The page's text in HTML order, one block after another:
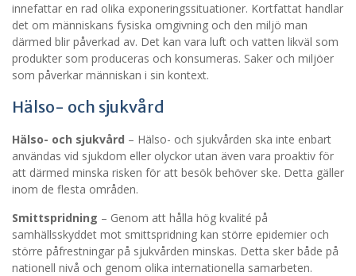
innefattar en rad olika exponeringssituationer. Kortfattat handlar
det om människans fysiska omgivning och den miljö man
därmed blir påverkad av. Det kan vara luft och vatten likväl som
produkter som produceras och konsumeras. Saker och miljöer
som påverkar människan i sin kontext.
Hälso- och sjukvård
Hälso- och sjukvård – Hälso- och sjukvården ska inte enbart
användas vid sjukdom eller olyckor utan även vara proaktiv för
att därmed minska risken för att besök behöver ske. Detta gäller
inom de flesta områden.
Smittspridning – Genom att hålla hög kvalité på
samhällsskyddet mot smittspridning kan större epidemier och
större påfrestningar på sjukvården minskas. Detta sker både på
nationell nivå och genom olika internationella samarbeten.